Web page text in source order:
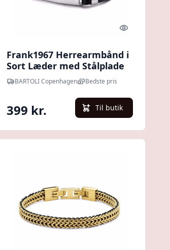
Quick look
Frank1967 Herrearmbånd i
Sort Læder med Stålplade
BARTOLI Copenhagen Bedste pris
399 kr. Til butik